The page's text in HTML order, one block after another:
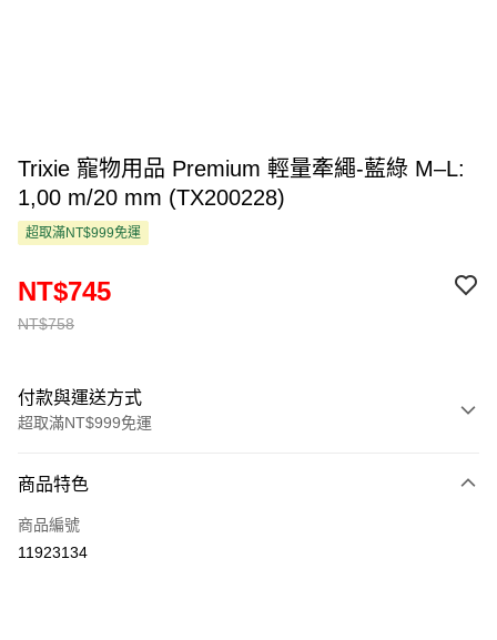
Trixie 寵物用品 Premium 輕量牽繩-藍綠 M–L:
1,00 m/20 mm (TX200228)
超取滿NT$999免運
NT$758
NT$745
付款與運送方式
超取滿NT$999免運
信用卡一次付款
超商取貨付款
商品特色
商品編號
11923134